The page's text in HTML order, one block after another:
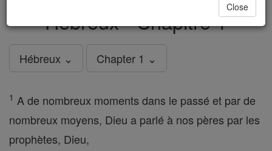
Hébreux - Chapitre 1
Hébreux ⌄ Chapter 1 ⌄
1 A de nombreux moments dans le passé et par de
nombreux moyens, Dieu a parlé à nos pères par les
prophètes, Dieu,
Close